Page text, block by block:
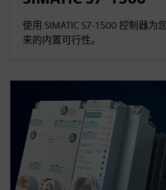
使用 SIMATIC S7-1500 控制器为
来的内置可行性。